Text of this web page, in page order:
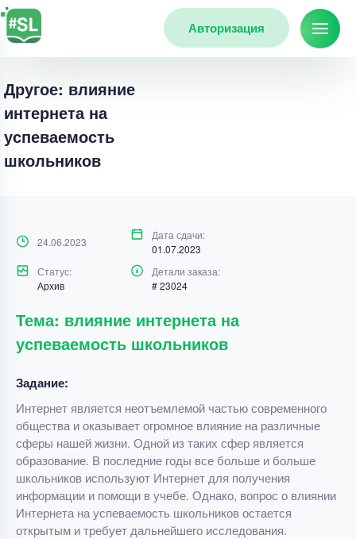
Авторизация
Другое: влияние
интернета на
успеваемость
школьников
24.06.2023
Дата сдачи:
01.07.2023
Статус:
Архив
Детали заказа:
# 23024
Тема: влияние интернета на
успеваемость школьников
Задание:
Интернет является неотъемлемой частью современного
общества и оказывает огромное влияние на различные
сферы нашей жизни. Одной из таких сфер является
образование. В последние годы все больше и больше
школьников используют Интернет для получения
информации и помощи в учебе. Однако, вопрос о влиянии
Интернета на успеваемость школьников остается
открытым и требует дальнейшего исследования.